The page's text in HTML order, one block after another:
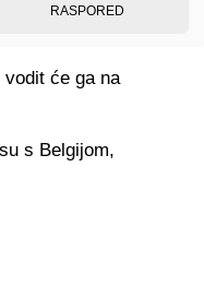
RASPORED
će ga na
s Belgijom,